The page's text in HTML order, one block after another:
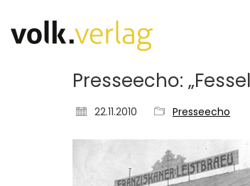
Presseecho:
22.11.2010 Presseecho